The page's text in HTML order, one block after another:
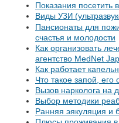
Показания посетить
Виды УЗИ
Пансионаты для
счастья и молодости
Как организовать
агентство MedNet
Как работает
Что такое запой,
Вызов нарколога на
Выбор методики
Ранняя эякуляция и